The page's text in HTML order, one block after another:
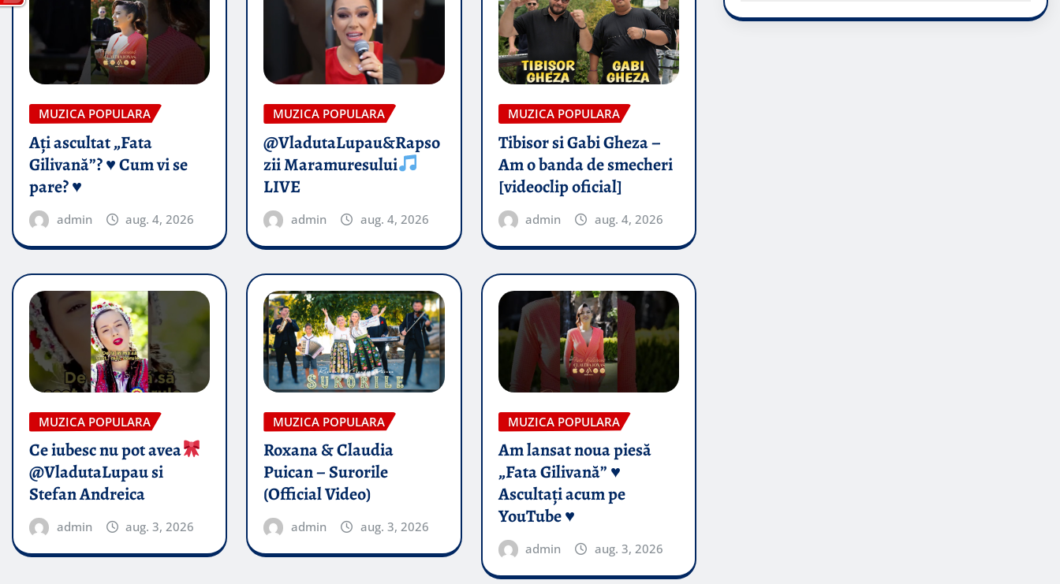
MUZICA POPULARA
Ați ascultat „Fata
Gilivană”? ♥️ Cum vi se
pare? ♥️
admin aug. 4, 2026
MUZICA POPULARA
@VladutaLupau&Rapso
zii Maramuresului
LIVE
admin aug. 4, 2026
MUZICA POPULARA
Tibisor si Gabi Gheza –
Am o banda de smecheri
[videoclip oficial]
admin aug. 4, 2026
MUZICA POPULARA
Ce iubesc nu pot avea
@VladutaLupau si
Stefan Andreica
admin aug. 3, 2026
MUZICA POPULARA
Roxana & Claudia
Puican – Surorile
(Official Video)
admin aug. 3, 2026
MUZICA POPULARA
Am lansat noua piesă
„Fata Gilivană” ♥️
Ascultați acum pe
YouTube ♥️
admin aug. 3, 2026